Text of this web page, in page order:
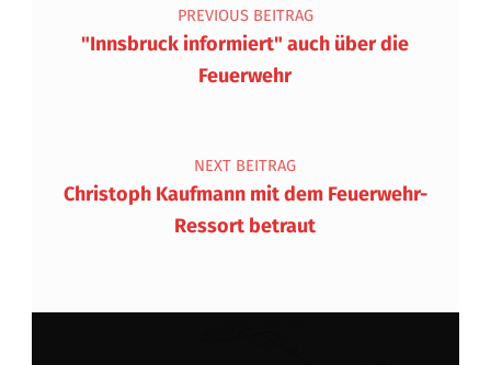
PREVIOUS BEITRAG
"Innsbruck informiert" auch über die
Feuerwehr
NEXT BEITRAG
Christoph Kaufmann mit dem Feuerwehr-
Ressort betraut